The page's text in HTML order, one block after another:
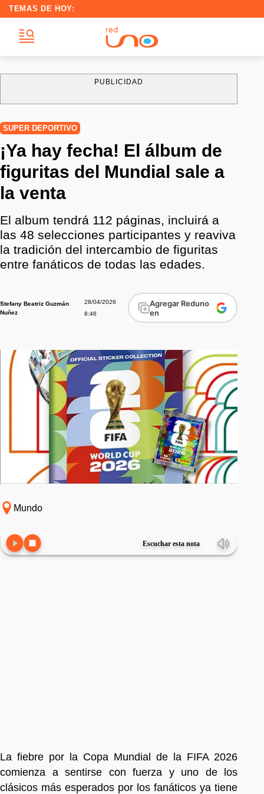
TEMAS DE HOY:
PUBLICIDAD
SUPER DEPORTIVO
¡Ya hay fecha! El álbum de
figuritas del Mundial sale a
la venta
El album tendrá 112 páginas, incluirá a
las 48 selecciones participantes y reaviva
la tradición del intercambio de figuritas
entre fanáticos de todas las edades.
Stefany Beatriz Guzmán
Nuñez
28/04/2026
8:46
Agregar Reduno
en
Mundo
Escuchar esta nota
La fiebre por la Copa Mundial de la FIFA 2026
comienza a sentirse con fuerza y uno de los
clásicos más esperados por los fanáticos ya tiene